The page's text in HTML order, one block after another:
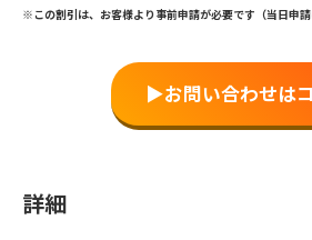
※この割引は、お客様より事前申請が必要です（当日申請
▶︎お問い合わせは
詳細